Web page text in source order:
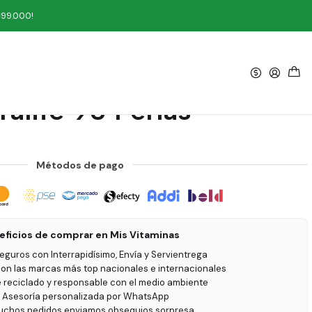
90 Perlas
+ Vitamina E Tópica
90 Perlas
Métodos de pago
de comprar en Mis Vitaminas
con Interrapidísimo, Envía y Servientrega
las marcas más top nacionales e internacionales
reciclado y responsable con el medio ambiente
Asesoría personalizada por WhatsApp